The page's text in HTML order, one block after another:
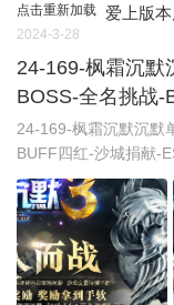
点击重新加载 爱上版
2024-3-28
24-169-枫霜沉默
BOSS-全名挑战-
24-169-枫霜沉默沉默
BUFF四红-沙城捐献-